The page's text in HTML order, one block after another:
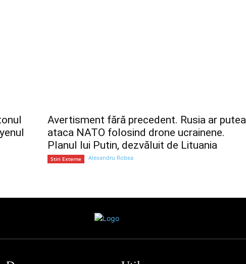
Avertisment fără precedent. Rusia ar putea
ataca NATO folosind drone ucrainene.
Planul lui Putin, dezvăluit de Lituania
Stiri Externe Alexandru Robea